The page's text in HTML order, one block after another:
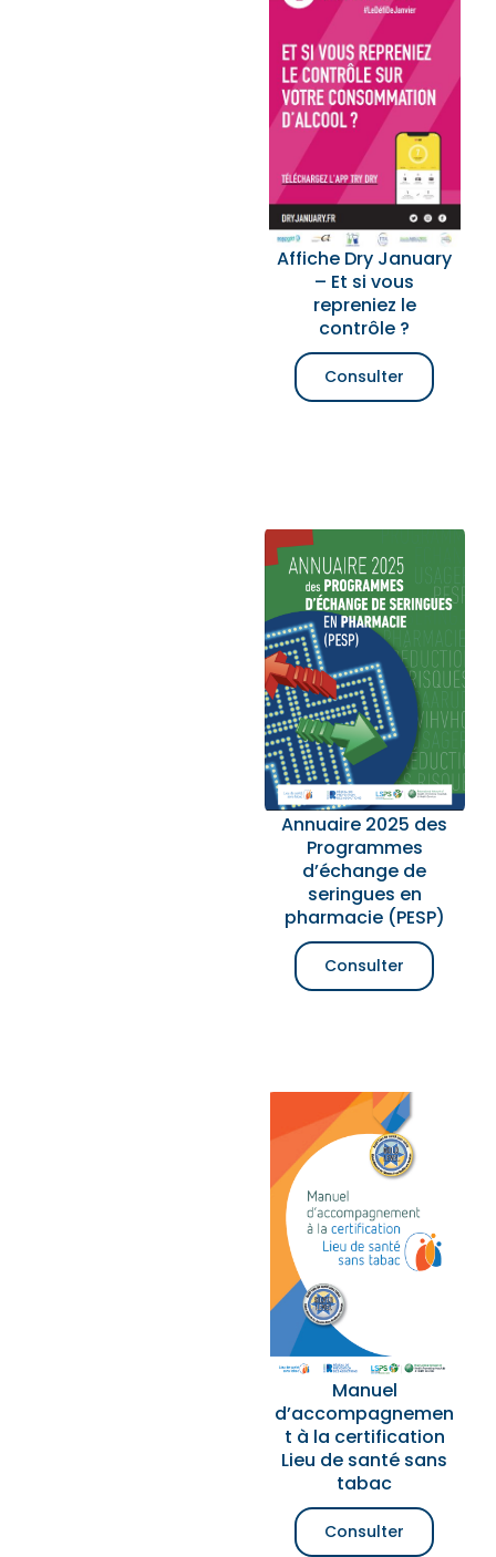
Affiche Dry January
– Et si vous
repreniez le
contrôle ?
Consulter
Annuaire 2025 des
Programmes
d’échange de
seringues en
pharmacie (PESP)
Consulter
Manuel
d’accompagnemen
t à la certification
Lieu de santé sans
tabac
Consulter